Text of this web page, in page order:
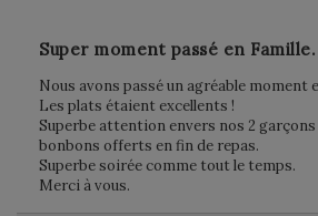
Super moment passé en Famille.
Nous avons passé un agréable moment
Les plats étaient excellents !
Superbe attention envers nos 2 garçons
bonbons offerts en fin de repas.
Superbe soirée comme tout le temps.
Merci à vous.